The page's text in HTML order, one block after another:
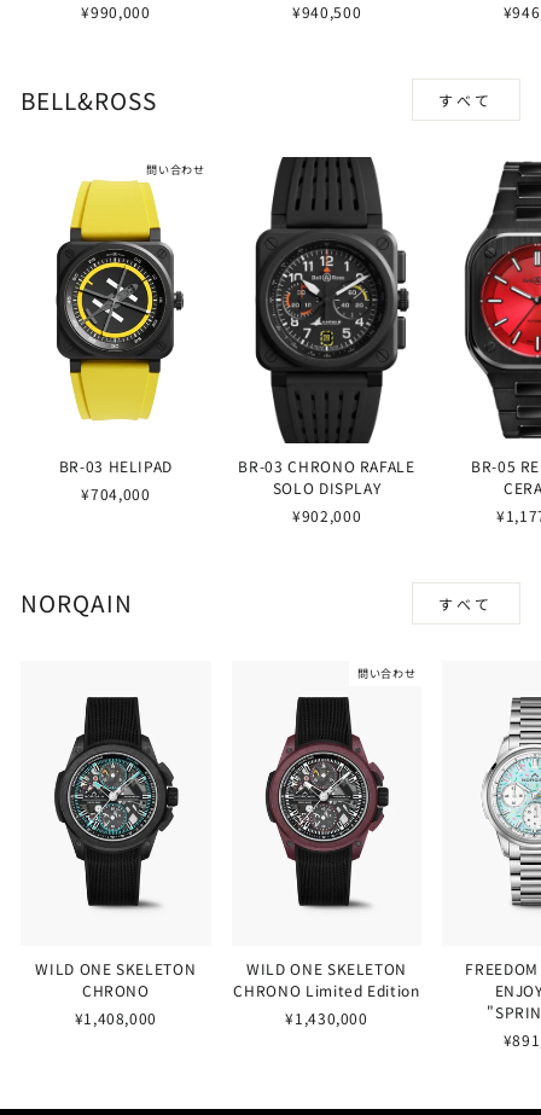
¥990,000 ¥940,500
BELL&ROSS すべて
問い合わせ
BR-03 HELIPAD
¥704,000
BR-03 CHRONO RAFALE
SOLO DISPLAY
¥902,000
BR-05
NORQAIN すべて
WILD ONE SKELETON
CHRONO
¥1,408,000
問い合わせ
WILD ONE SKELETON
CHRONO Limited Edition
¥1,430,000